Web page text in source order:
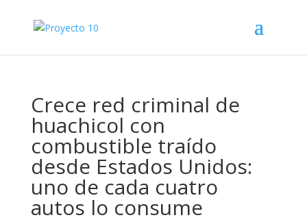
Crece red criminal de
huachicol con
combustible traído
desde Estados Unidos:
uno de cada cuatro
autos lo consume